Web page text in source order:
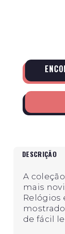
DESCRIÇÃO
A
mais
Relógios
de fácil